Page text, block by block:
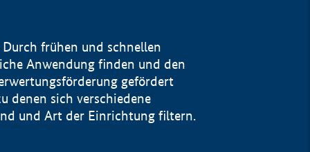
frühen und schnellen
Anwendung finden und den
gefördert
denen sich verschiedene
und Art der Einrichtung filtern.